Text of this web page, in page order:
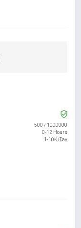
500 / 1000000
0-12 Hours
1-10K/Day